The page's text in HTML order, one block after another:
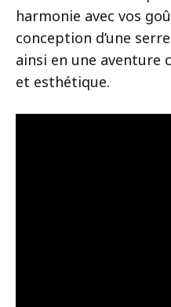
harmonie avec vos
conception d’une
ainsi en une
et esthétique.